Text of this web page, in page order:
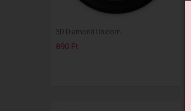
3D Diamond Unicorn
890 Ft